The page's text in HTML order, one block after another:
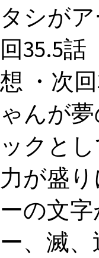
タシが
回35.5
想 ・次
ゃんが
ックと
力が盛
ーの文
ー、滅